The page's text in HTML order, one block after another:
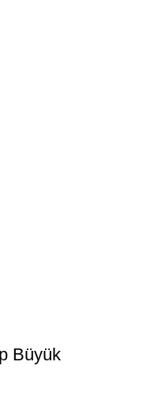
Büyük